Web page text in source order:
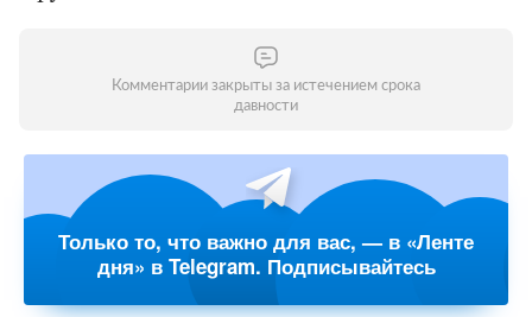
Комментарии закрыты за истечением срока
давности
Только то, что важно для вас, — в «Ленте
дня» в Telegram. Подписывайтесь